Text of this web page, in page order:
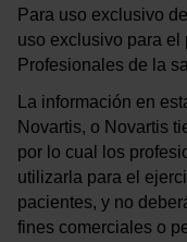
Para uso exclusivo
uso exclusivo para
Profesionales de la
La información en
Novartis, o Novartis
por lo cual los
utilizarla para el
pacientes, y no
fines comerciales o